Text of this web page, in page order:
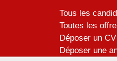
Tous les
Toutes les
Déposer un CV
Déposer une